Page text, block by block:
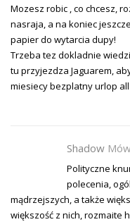
Mozesz robic , co chcesz,
nasraja, a na koniec
papier do wytarcia dupy!
Trzeba tez dokladnie
tu przyjezdza Jaguarem,
miesiecy bezplatny urlop
Shadow
Polityczne
polecenia,
mądrzejszych, a także
większość z nich, rozmaite